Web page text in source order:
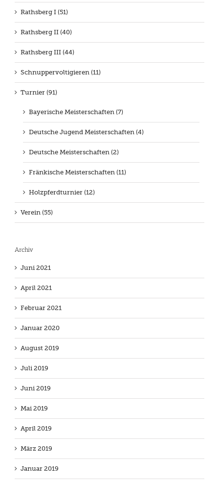
Rathsberg I (51)
Rathsberg II (40)
Rathsberg III (44)
Schnuppervoltigieren (11)
Turnier (91)
Bayerische Meisterschaften (7)
Deutsche Jugend Meisterschaften (4)
Deutsche Meisterschaften (2)
Fränkische Meisterschaften (11)
Holzpferdturnier (12)
Verein (55)
Archiv
Juni 2021
April 2021
Februar 2021
Januar 2020
August 2019
Juli 2019
Juni 2019
Mai 2019
April 2019
März 2019
Januar 2019